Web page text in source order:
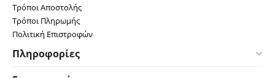
Τρόποι Αποστολής
Τρόποι Πληρωμής
Πολιτική Επιστροφών
Πληροφορίες